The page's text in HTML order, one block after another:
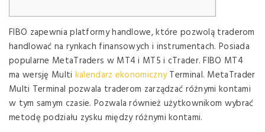
FIBO zapewnia platformy handlowe, które pozwolą traderom
handlować na rynkach finansowych i instrumentach. Posiada
popularne MetaTraders w MT4 i MT5 i cTrader. FIBO MT4
ma wersję Multi kalendarz ekonomicznyTerminal. MetaTrader
Multi Terminal pozwala traderom zarządzać różnymi kontami
w tym samym czasie. Pozwala również użytkownikom wybrać
metodę podziału zysku między różnymi kontami.